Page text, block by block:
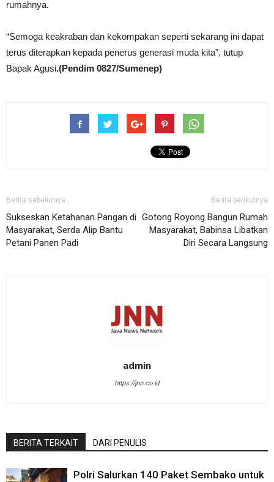
rumahnya.
“Semoga keakraban dan kekompakan seperti sekarang ini dapat
terus diterapkan kepada penerus generasi muda kita”, tutup
Bapak Agusi.(Pendim 0827/Sumenep)
Berita sebelumya
Sukseskan Ketahanan Pangan di
Masyarakat, Serda Alip Bantu
Petani Panen Padi
Berita berikutnya
Gotong Royong Bangun Rumah
Masyarakat, Babinsa Libatkan
Diri Secara Langsung
admin
https://jnn.co.id
BERITA TERKAIT DARI PENULIS
Polri Salurkan 140 Paket Sembako untuk